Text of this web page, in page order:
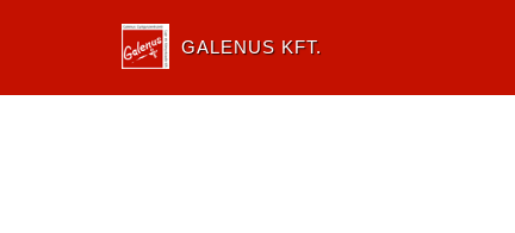
GALENUS KFT.